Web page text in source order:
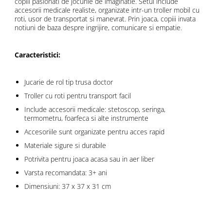
accesorii medicale realiste, organizate intr-un troller mobil cu
roti, usor de transportat si manevrat. Prin joaca, copiii invata
notiuni de baza despre ingrijire, comunicare si empatie.
Caracteristici:
Jucarie de rol tip trusa doctor
Troller cu roti pentru transport facil
Include accesorii medicale: stetoscop, seringa,
termometru, foarfeca si alte instrumente
Accesoriile sunt organizate pentru acces rapid
Materiale sigure si durabile
Potrivita pentru joaca acasa sau in aer liber
Varsta recomandata: 3+ ani
Dimensiuni: 37 x 37 x 31 cm